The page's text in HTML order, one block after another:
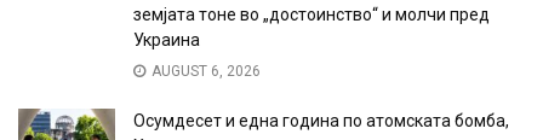
земјата тоне во „достоинство“ и молчи пред
Украина
AUGUST 6, 2026
Осумдесет и една година по атомската бомба,